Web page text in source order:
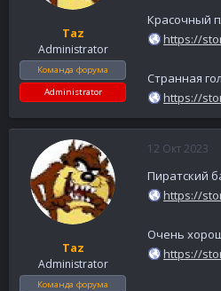
Taz
Administrator
Команда форума
Administrator
Красочный
https://
Странная
https://
Taz
Administrator
Команда форума
12 Окт 2023
Пиратский
https://
Очень
https://